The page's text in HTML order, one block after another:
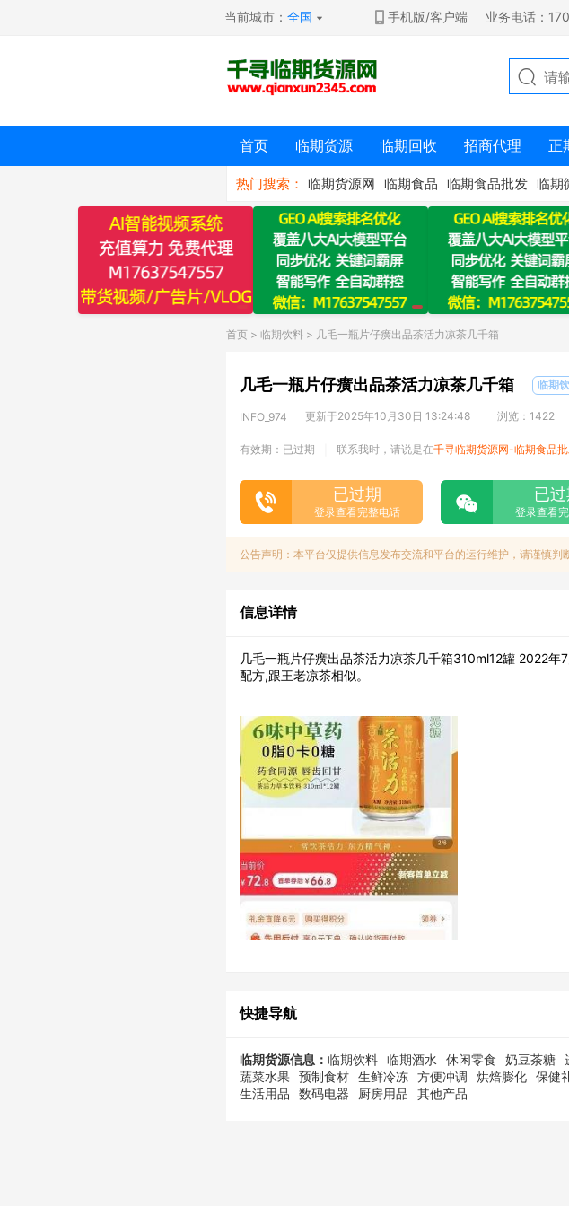
当前城市：全国 手机版/客户端 业务电话：
首页 临期货源 临期回收 招商代理 正
热门搜索： 临期货源网 临期食品 临期食品批发 临期
首页 > 临期饮料 > 几毛一瓶片仔癀出品茶活力凉茶几千箱
几毛一瓶片仔癀出品茶活力凉茶几千箱 临期
INFO_974 更新于2025年10月30日 13:24:48 浏览：1422
有效期：已过期 联系我时，请说是在千寻临期货源网-临期食品
已过期
登录查看完整电话
已
登录查看
公告声明：本平台仅提供信息发布交流和平台的运行维护，请谨慎判
信息详情
几毛一瓶片仔癀出品茶活力凉茶几千箱310ml12罐 2022年
配方,跟王老凉茶相似。
快捷导航
临期货源信息： 临期饮料 临期酒水 休闲零食 奶豆茶糖
蔬菜水果 预制食材 生鲜冷冻 方便冲调 烘焙膨化 保健
生活用品
数码电器 厨房用品 其他产品